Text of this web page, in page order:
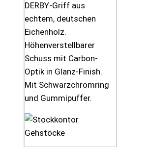
DERBY-Griff aus
echtem, deutschen
Eichenholz.
Höhenverstellbarer
Schuss mit Carbon-
Optik in Glanz-Finish.
Mit Schwarzchromring
und Gummipuffer.